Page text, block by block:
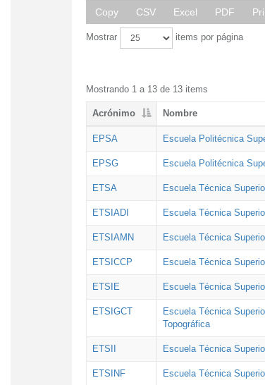
Copy CSV Excel PDF
Mostrar items por página
Mostrando 1 a 13 de 13 items
Acrónimo Nombre
EPSA Escuela Politécnica
EPSG Escuela Politécnica
ETSA Escuela Técnica
ETSIADI Escuela Técnica
ETSIAMN Escuela Técnica
ETSICCP Escuela Técnica
ETSIE Escuela Técnica
ETSIGCT
Escuela Técnica
Topográfica
ETSII Escuela Técnica
ETSINF Escuela Técnica